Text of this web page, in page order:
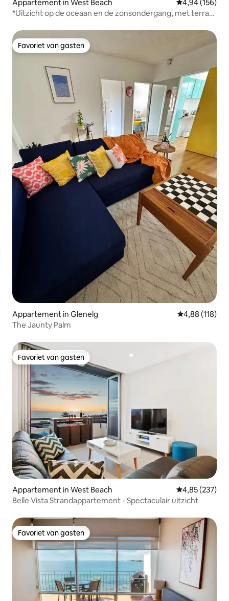
Appartement in West Beach Gemiddelde
4,94 (156)
*Uitzicht op de oceaan en de zonsondergang, met terras
Favoriet van gasten
Favoriet van gasten
Appartement in Glenelg Gemiddelde
4,88 (118)
The Jaunty Palm
Favoriet van gasten
Favoriet van gasten
Appartement in West Beach Gemiddelde
4,85 (237)
Belle Vista Strandappartement - Spectaculair uitzicht
Favoriet van gasten
Favoriet van gasten